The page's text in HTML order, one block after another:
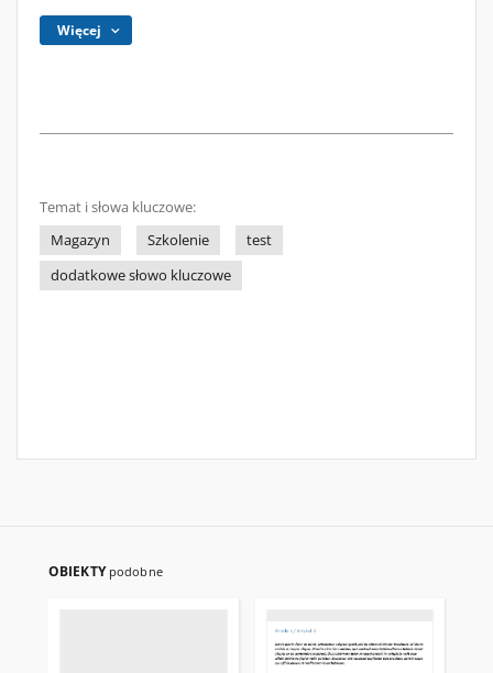
Więcej
Temat i słowa kluczowe:
Magazyn
Szkolenie
test
dodatkowe słowo kluczowe
OBIEKTY podobne